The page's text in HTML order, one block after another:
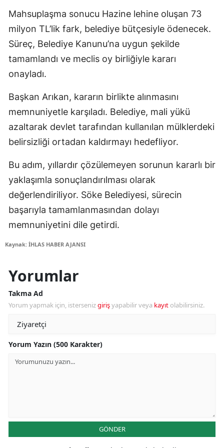
Mahsuplaşma sonucu Hazine lehine oluşan 73
milyon TL’lik fark, belediye bütçesiyle ödenecek.
Süreç, Belediye Kanunu’na uygun şekilde
tamamlandı ve meclis oy birliğiyle kararı
onayladı.
Başkan Arıkan, kararın birlikte alınmasını
memnuniyetle karşıladı. Belediye, mali yükü
azaltarak devlet tarafından kullanılan mülklerdeki
belirsizliği ortadan kaldırmayı hedefliyor.
Bu adım, yıllardır çözülemeyen sorunun kararlı bir
yaklaşımla sonuçlandırılması olarak
değerlendiriliyor. Söke Belediyesi, sürecin
başarıyla tamamlanmasından dolayı
memnuniyetini dile getirdi.
Kaynak: İHLAS HABER AJANSI
Yorumlar
Takma Ad
Yorum yapmak için, istersenizgirişyapabilir veya kayıt olabilirsiniz.
Yorum Yazın (500 Karakter)
GÖNDER